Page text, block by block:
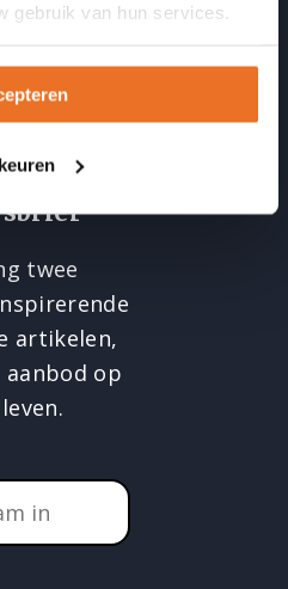
gebruik van hun services.
twee
artikelen,
aanbod op